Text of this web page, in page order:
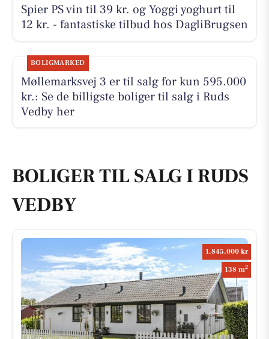
Spier PS vin til 39 kr. og Yoggi yoghurt til
12 kr. - fantastiske tilbud hos DagliBrugsen
BOLIGMARKED
Møllemarksvej 3 er til salg for kun 595.000
kr.: Se de billigste boliger til salg i Ruds
Vedby her
BOLIGER TIL SALG I RUDS
VEDBY
1.845.000 kr
138 m2